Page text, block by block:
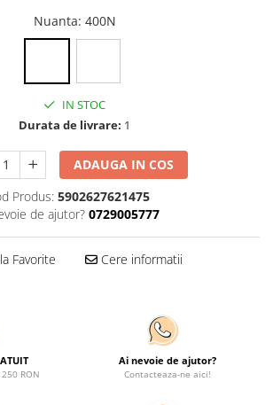
Nuanta: 400N
IN STOC
Durata de livrare: 1
ADAUGA IN COS
Produs: 5902627621475
de ajutor? 0729005777
Favorite Cere informatii
RON
Ai nevoie de ajutor?
Contacteaza-ne aici!